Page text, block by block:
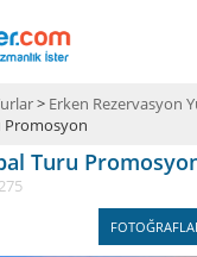
> Erken Rezervasyon
Promosyon
Turu